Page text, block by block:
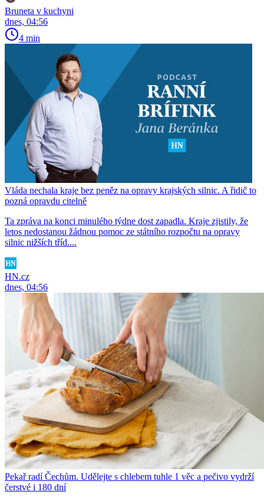
Bruneta v kuchyni
dnes, 04:56
4 min
Vláda nechala kraje bez peněz na opravy krajských silnic. A řidič to
pozná opravdu citelně
Ta zpráva na konci minulého týdne dost zapadla. Kraje zjistily, že
letos nedostanou žádnou pomoc ze státního rozpočtu na opravy
silnic nižších tříd....
HN.cz
dnes, 04:56
Pekař radí Čechům. Udělejte s chlebem tuhle 1 věc a pečivo vydrží
čerstvé i 180 dní